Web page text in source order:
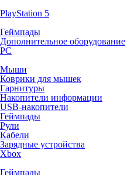
PlayStation 5
Геймпады
Дополнительное оборудование
PC
Мыши
Коврики для мышек
Гарнитуры
Накопители информации
USB-накопители
Геймпады
Рули
Кабели
Зарядные устройства
Xbox
Геймпады